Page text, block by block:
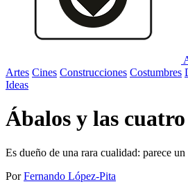
Artes Cines Construcciones Costumbres
Ideas
Ábalos y las
Es dueño de una rara cualidad: parece
Por Fernando López-Pita